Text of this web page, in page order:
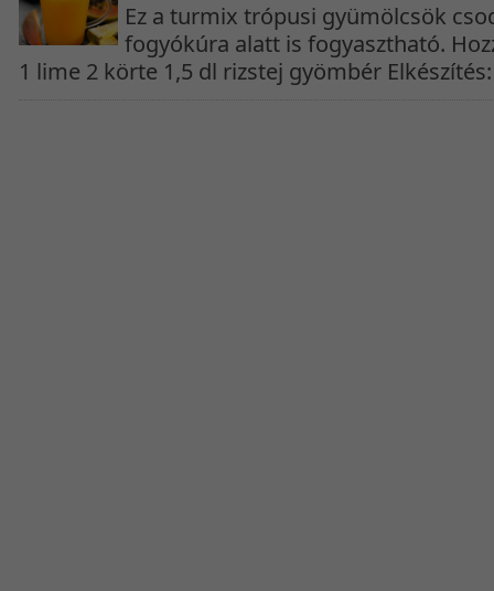
Ez a turmix trópusi gyümölcsök
fogyókúra alatt is fogyasztható.
1 lime 2 körte 1,5 dl rizstej gyömbér